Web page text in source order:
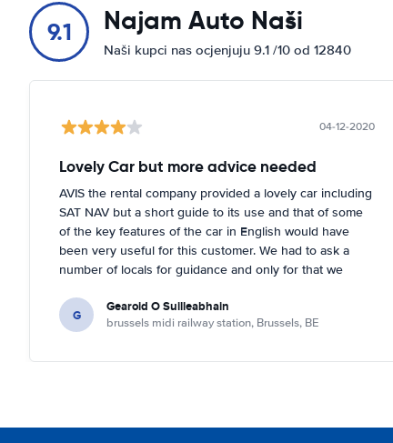
9.1 Najam Auto Naši
Naši kupci nas ocjenjuju 9.1 /10 od 12840
04-12-2020
Lovely Car but more advice needed
AVIS the rental company provided a lovely car including
SAT NAV but a short guide to its use and that of some
of the key features of the car in English would have
been very useful for this customer. We had to ask a
number of locals for guidance and only for that we
NAV.
G Gearoid O Suilleabhain
brussels midi railway station, Brussels, BE